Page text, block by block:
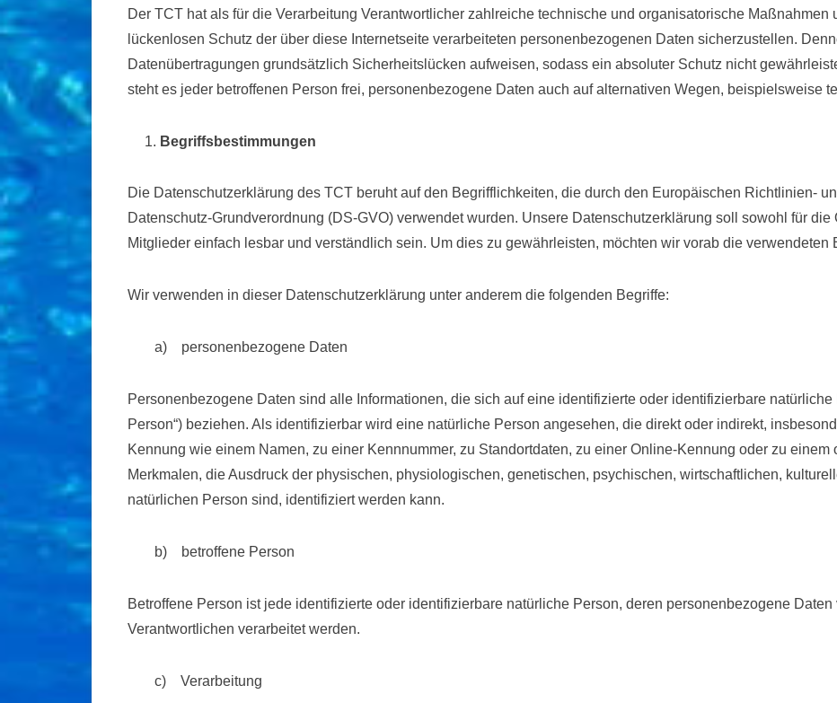
Der TCT hat als für die Verarbeitung Verantwortlicher zahlreiche technische und organisatorische Maßnahmen
lückenlosen Schutz der über diese Internetseite verarbeiteten personenbezogenen Daten sicherzustellen.
Datenübertragungen grundsätzlich Sicherheitslücken aufweisen, sodass ein absoluter Schutz nicht
steht es jeder betroffenen Person frei, personenbezogene Daten auch auf alternativen Wegen, beispielsweise
Begriffsbestimmungen
Die Datenschutzerklärung des TCT beruht auf den Begrifflichkeiten, die durch den Europäischen Richtlinien-
Datenschutz-Grundverordnung (DS-GVO) verwendet wurden. Unsere Datenschutzerklärung soll sowohl für
Mitglieder einfach lesbar und verständlich sein. Um dies zu gewährleisten, möchten wir vorab die verwendeten
Wir verwenden in dieser Datenschutzerklärung unter anderem die folgenden Begriffe:
a) personenbezogene Daten
Personenbezogene Daten sind alle Informationen, die sich auf eine identifizierte oder identifizierbare natürliche
Person“) beziehen. Als identifizierbar wird eine natürliche Person angesehen, die direkt oder indirekt,
Kennung wie einem Namen, zu einer Kennnummer, zu Standortdaten, zu einer Online-Kennung oder zu einem
Merkmalen, die Ausdruck der physischen, physiologischen, genetischen, psychischen, wirtschaftlichen,
natürlichen Person sind, identifiziert werden kann.
b) betroffene Person
Betroffene Person ist jede identifizierte oder identifizierbare natürliche Person, deren personenbezogene
Verantwortlichen verarbeitet werden.
c) Verarbeitung